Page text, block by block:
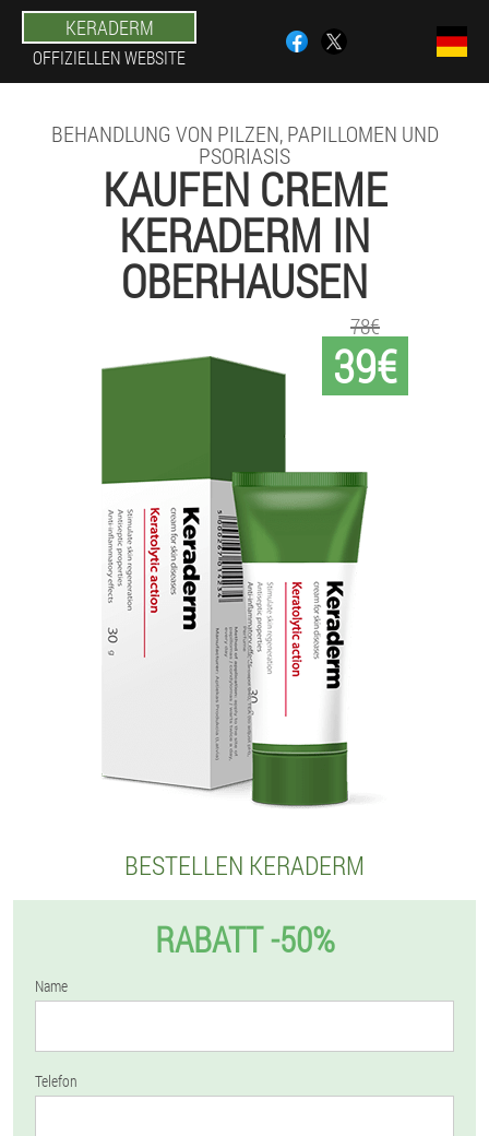
KERADERM
OFFIZIELLEN WEBSITE
BEHANDLUNG VON PILZEN, PAPILLOMEN UND
PSORIASIS
KAUFEN CREME
KERADERM IN
OBERHAUSEN
39€
78€
BESTELLEN KERADERM
RABATT -50%
Name
Telefon